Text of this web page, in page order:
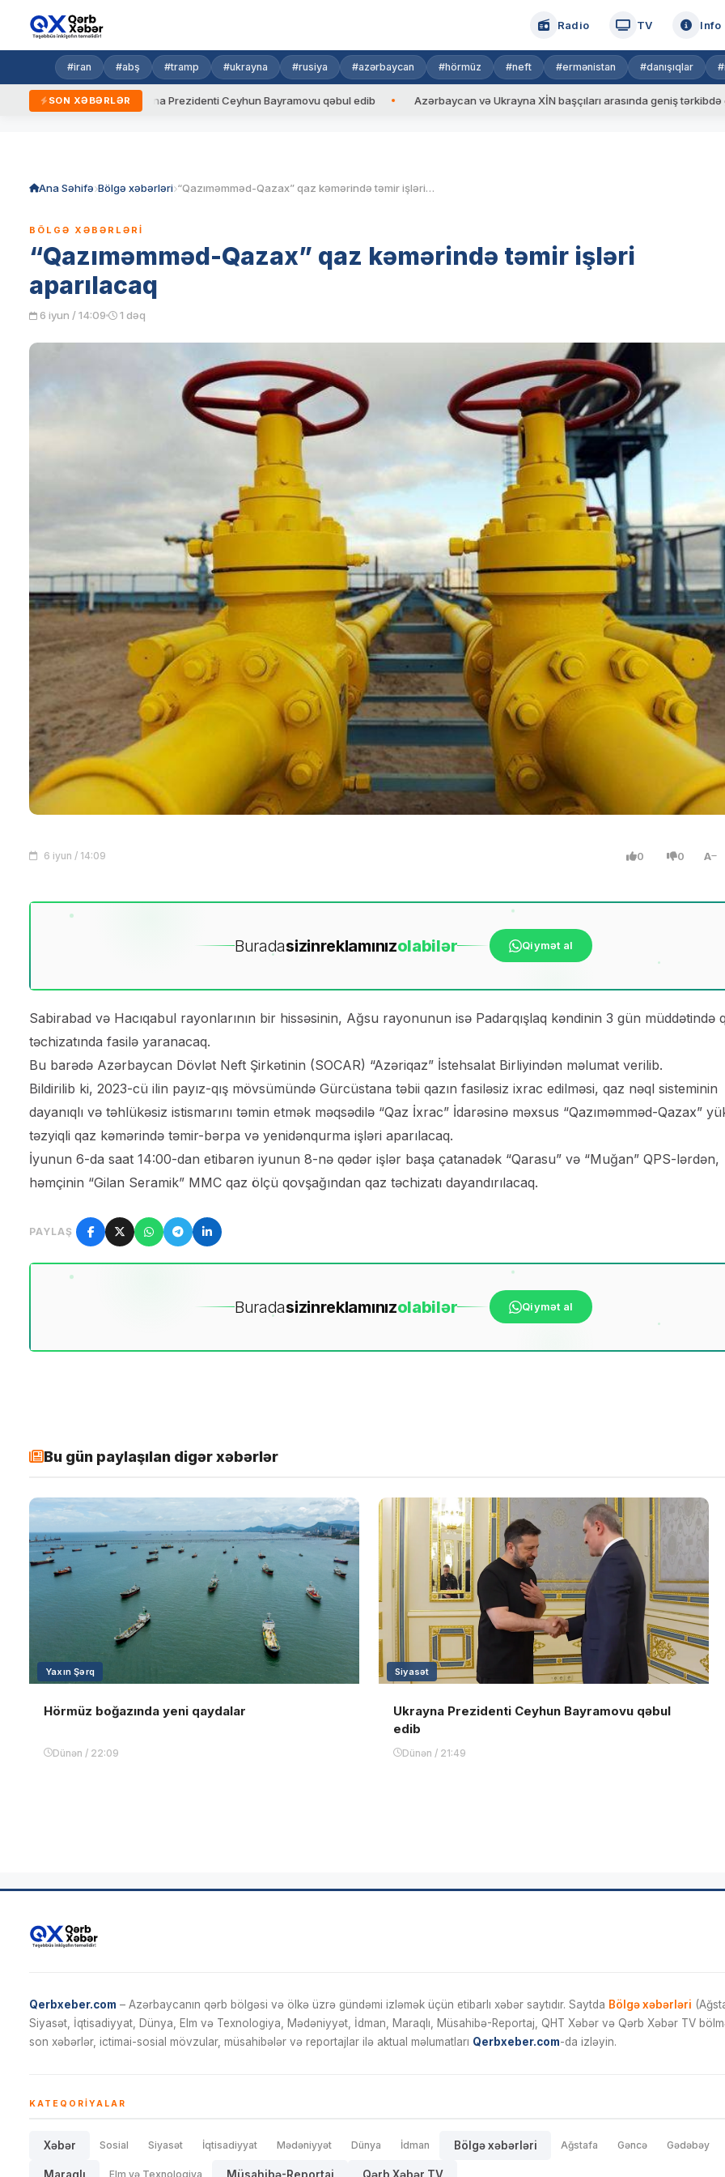
Radio TV Info
#iran #abş #tramp #ukrayna #rusiya #azərbaycan #hörmüz #neft #ermənistan #danışıqlar
SON XƏBƏRLƏR
Ukrayna Prezidenti Ceyhun Bayramovu qəbul edib Azərbaycan və Ukrayna XİN başçıları arasında geniş tərkibdə görüş
Ana Səhifə Bölgə xəbərləri “Qazıməmməd-Qazax” qaz kəmərində təmir işləri aparılacaq
BÖLGƏ XƏBƏRLƏRI
“Qazıməmməd-Qazax” qaz kəmərində təmir işləri
aparılacaq
6 iyun / 14:09 1 dəq
6 iyun / 14:09 0 0 A
Buradasizinreklamınızolabilər Qiymət al
Sabirabad və Hacıqabul rayonlarının bir hissəsinin, Ağsu rayonunun isə Padarqışlaq kəndinin 3 gün müddətində
təchizatında fasilə yaranacaq.
Bu barədə Azərbaycan Dövlət Neft Şirkətinin (SOCAR) “Azəriqaz” İstehsalat Birliyindən məlumat verilib.
Bildirilib ki, 2023-cü ilin payız-qış mövsümündə Gürcüstana təbii qazın fasiləsiz ixrac edilməsi, qaz nəql sisteminin
dayanıqlı və təhlükəsiz istismarını təmin etmək məqsədilə “Qaz İxrac” İdarəsinə məxsus “Qazıməmməd-Qazax”
təzyiqli qaz kəmərində təmir-bərpa və yenidənqurma işləri aparılacaq.
İyunun 6-da saat 14:00-dan etibarən iyunun 8-nə qədər işlər başa çatanadək “Qarasu” və “Muğan” QPS-lərdən,
həmçinin “Gilan Seramik” MMC qaz ölçü qovşağından qaz təchizatı dayandırılacaq.
PAYLAŞ
Buradasizinreklamınızolabilər Qiymət al
Bu gün paylaşılan digər xəbərlər
Yaxın Şərq
Hörmüz boğazında yeni qaydalar
Dünən / 22:09
Siyasət
Ukrayna Prezidenti Ceyhun Bayramovu qəbul
edib
Dünən / 21:49
Qerbxeber.com – Azərbaycanın qərb bölgəsi və ölkə üzrə gündəmi izləmək üçün etibarlı xəbər saytıdır. Saytda Bölgə xəbərləri
Siyasət, İqtisadiyyat, Dünya, Elm və Texnologiya, Mədəniyyət, İdman, Maraqlı, Müsahibə-Reportaj, QHT Xəbər və Qərb Xəbər TV
son xəbərlər, ictimai-sosial mövzular, müsahibələr və reportajlar ilə aktual məlumatları Qerbxeber.com-da izləyin.
KATEQORIYALAR
Xəbər Sosial Siyasət İqtisadiyyat Mədəniyyət Dünya İdman Bölgə xəbərləri Ağstafa Gəncə Gədəbəy
Maraqlı Elm və Texnologiya Müsahibə-Reportaj Qərb Xəbər TV